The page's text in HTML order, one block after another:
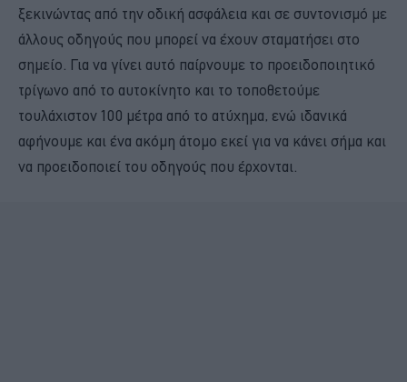
ξεκινώντας από την οδική ασφάλεια και σε συντονισμό με
άλλους οδηγούς που μπορεί να έχουν σταματήσει στο
σημείο. Για να γίνει αυτό παίρνουμε το προειδοποιητικό
τρίγωνο από το αυτοκίνητο και το τοποθετούμε
τουλάχιστον 100 μέτρα από το ατύχημα, ενώ ιδανικά
αφήνουμε και ένα ακόμη άτομο εκεί για να κάνει σήμα και
να προειδοποιεί του οδηγούς που έρχονται.